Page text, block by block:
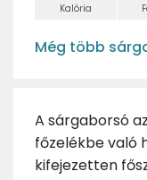
Kalória
Még több
A sárgaborsó
főzelékbe való
kifejezetten